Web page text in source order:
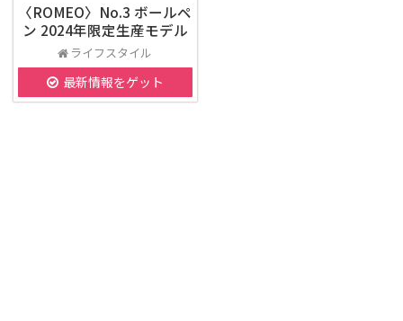
〈ROMEO〉No.3 ボールペ
ン 2024年限定生産モデル
ライフスタイル
最新情報をゲット